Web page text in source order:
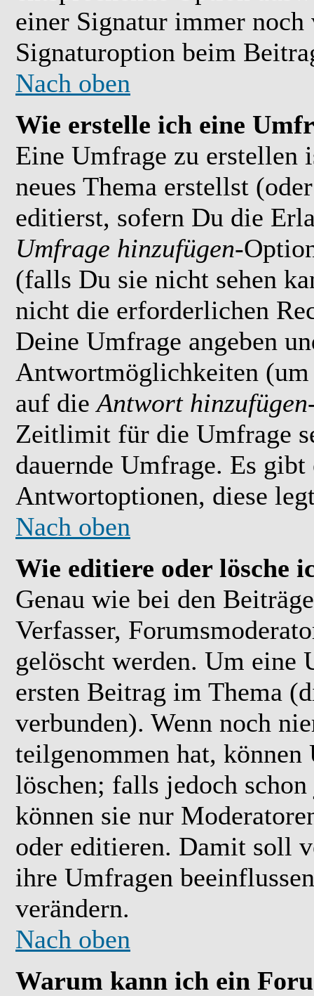
einer Signatur immer
Signaturoption beim
Nach oben
Wie erstelle ich eine
Eine Umfrage zu erstellen
neues Thema erstellst
editierst, sofern Du die
Umfrage hinzufügen-
(falls Du sie nicht sehen
nicht die erforderlichen
Deine Umfrage angeben
Antwortmöglichkeiten
auf dieAntwort hinzufügen
Zeitlimit für die Umfrage
dauernde Umfrage. Es
Antwortoptionen, diese
Nach oben
Wie editiere oder lösche
Genau wie bei den
Verfasser,
gelöscht werden. Um eine
ersten Beitrag im Thema
verbunden). Wenn noch
teilgenommen hat,
löschen; falls jedoch
können sie nur
oder editieren. Damit soll
ihre Umfragen
verändern.
Nach oben
Warum kann ich ein